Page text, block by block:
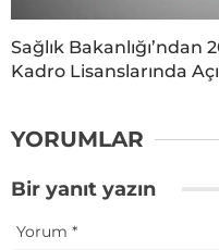
Sağlık Bakanlığı’ndan
Kadro Lisanslarında
YORUMLAR
Bir yanıt yazın
Yorum *